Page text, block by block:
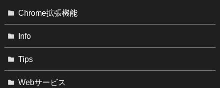
Chrome拡張機能
Info
Tips
Webサービス